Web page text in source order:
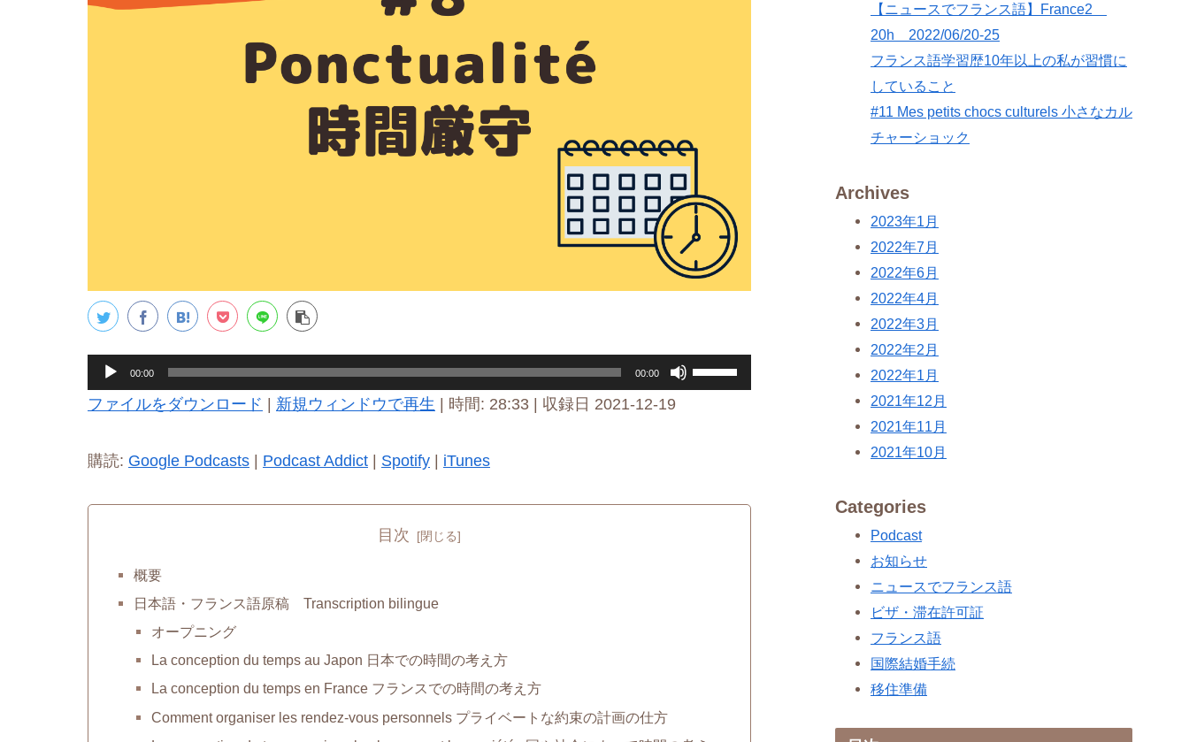
声
レ
ヤ
00:00 00:00
ボ
リ
調
ファイルをダウンロード | 新規ウィンドウで再生 | 時間: 28:33 | 収録日 2021-12-19
購読: Google Podcasts Podcast Addict Spotify iTunes
目次
概要
日本語・フランス語原稿 Transcription bilingue
オープニング
La conception du temps au Japon 日本での時間の考え方
La conception du temps en France フランスでの時間の考え方
Comment organiser les rendez-vous personnels プライベートな約束の計画の仕方
【ニュースでフランス語】France2
20h 2022/06/20-25
フランス語学習歴10年以上の私が習慣に
していること
#11 Mes petits chocs culturels 小さなカル
チャーショック
Archives
2023年1月
2022年7月
2022年6月
2022年4月
2022年3月
2022年2月
2022年1月
2021年12月
2021年11月
2021年10月
Categories
Podcast
お知らせ
ニュースでフランス語
ビザ・滞在許可証
フランス語
国際結婚手続
移住準備